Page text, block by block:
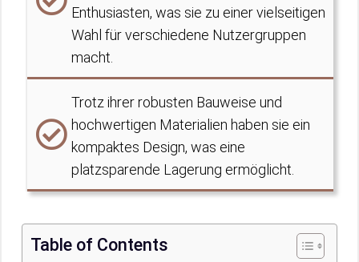
Enthusiasten, was sie zu einer vielseitigen
Wahl für verschiedene Nutzergruppen
macht.
Trotz ihrer robusten Bauweise und
hochwertigen Materialien haben sie ein
kompaktes Design, was eine
platzsparende Lagerung ermöglicht.
Table of Contents